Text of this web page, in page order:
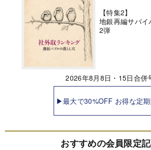
【特集2】
地銀再編サバ
2弾
2026年8月8日・15日合併
▶最大で30%OFF お得な定
おすすめの会員限定